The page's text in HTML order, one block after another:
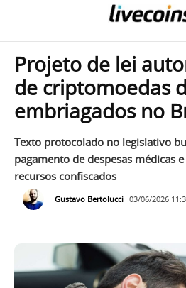
Projeto de lei
de criptomoedas
embriagados no
Texto protocolado no legislativo
pagamento de despesas médicas
recursos confiscados
Gustavo Bertolucci 03/06/2026